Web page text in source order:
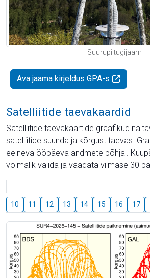
Suurupi tugijaam
Ava jaama kirjeldus GPA-s
Satelliitide taevakaardid
Satelliitide taevakaartide graafikud
satelliitide suunda ja kõrgust taevas.
eelneva ööpäeva andmete põhjal.
võimalik valida ja vaadata viimase 30
10 11 12 13 14 15 16 17